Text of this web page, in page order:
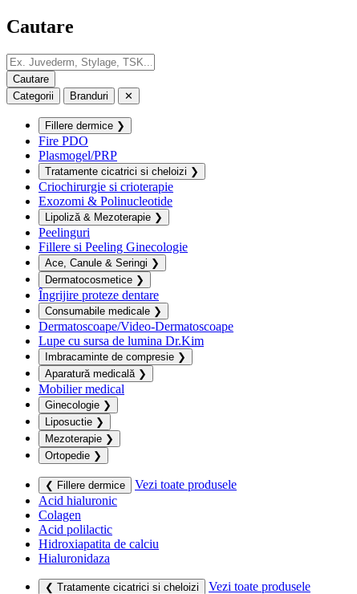
Cautare
Categorii Branduri ✕
Fillere dermice ❯
Fire PDO
Plasmogel/PRP
Tratamente cicatrici si cheloizi ❯
Criochirurgie si crioterapie
Exozomi & Polinucleotide
Lipoliză & Mezoterapie ❯
Peelinguri
Fillere si Peeling Ginecologie
Ace, Canule & Seringi ❯
Dermatocosmetice ❯
Îngrijire proteze dentare
Consumabile medicale ❯
Dermatoscoape/Video-Dermatoscoape
Lupe cu sursa de lumina Dr.Kim
Imbracaminte de compresie ❯
Aparatură medicală ❯
Mobilier medical
Ginecologie ❯
Liposuctie ❯
Mezoterapie ❯
Ortopedie ❯
❮ Fillere dermice
Vezi toate produsele
Acid hialuronic
Colagen
Acid polilactic
Hidroxiapatita de calciu
Hialuronidaza
❮ Tratamente cicatrici si cheloizi
Vezi toate produsele